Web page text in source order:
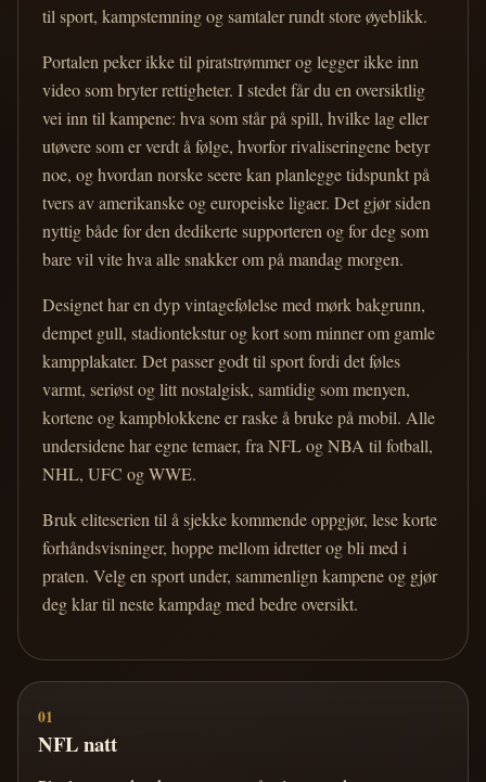
til sport, kampstemning og samtaler rundt store øyeblikk.
Portalen peker ikke til piratstrømmer og legger ikke inn
video som bryter rettigheter. I stedet får du en oversiktlig
vei inn til kampene: hva som står på spill, hvilke lag eller
utøvere som er verdt å følge, hvorfor rivaliseringene betyr
noe, og hvordan norske seere kan planlegge tidspunkt på
tvers av amerikanske og europeiske ligaer. Det gjør siden
nyttig både for den dedikerte supporteren og for deg som
bare vil vite hva alle snakker om på mandag morgen.
Designet har en dyp vintagefølelse med mørk bakgrunn,
dempet gull, stadiontekstur og kort som minner om gamle
kampplakater. Det passer godt til sport fordi det føles
varmt, seriøst og litt nostalgisk, samtidig som menyen,
kortene og kampblokkene er raske å bruke på mobil. Alle
undersidene har egne temaer, fra NFL og NBA til fotball,
NHL, UFC og WWE.
Bruk eliteserien til å sjekke kommende oppgjør, lese korte
forhåndsvisninger, hoppe mellom idretter og bli med i
praten. Velg en sport under, sammenlign kampene og gjør
deg klar til neste kampdag med bedre oversikt.
01
NFL natt